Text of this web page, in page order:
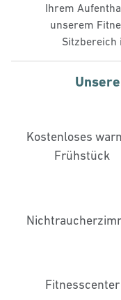
Ihrem
unserem
Sitzbereich
Kostenloses
Frühstück
Fitnesscenter